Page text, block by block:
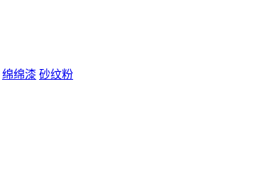
绵绵漆 砂纹粉